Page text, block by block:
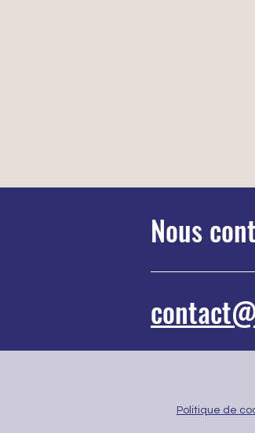
Nous
Politique de